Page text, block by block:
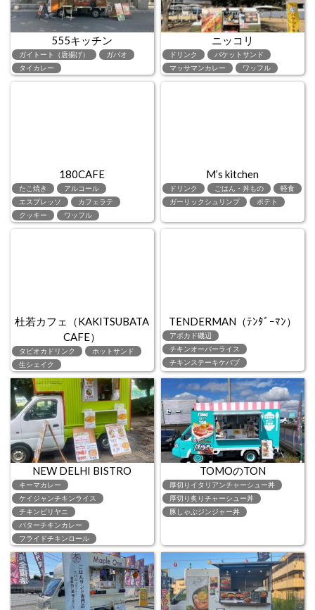
555キッチン
ガイトート（唐揚げ）
ガパオ
タイカレー
ニッコリ
ドリンク
バケットサンド
マッサマンカレー
ワッフル
180CAFE
たこ焼き
アルコール
エスプレッソ
カフェラテ
クッキー
ワッフル
M’s kitchen
ドリンク ごはん・丼もの
軽食
ガーリックシュリンプ
ポテト
杜若カフェ（KAKITSUBATA
CAFE）
タピオカドリンク
ホットサンド
生シェイク
TENDERMAN（ﾃﾝﾀﾞｰﾏﾝ）
アボカド磯辺
チキンオーバーライス
チキンステーキケバブ
NEW DELHI BISTRO
キーマカレー
ケイジャンチキンライス
チキンビリヤニ
バターチキンカレー
フライドチキンロール
TOMOのTON
厚切りイタリアンチャーシュー丼
厚切り炙りチャーシュー丼
豚しゃぶジンジャー丼